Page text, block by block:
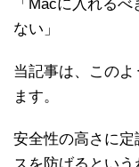
「Macに入れる
ない」
当記事は、この
ます。
安全性の高さに
スを防げるとい